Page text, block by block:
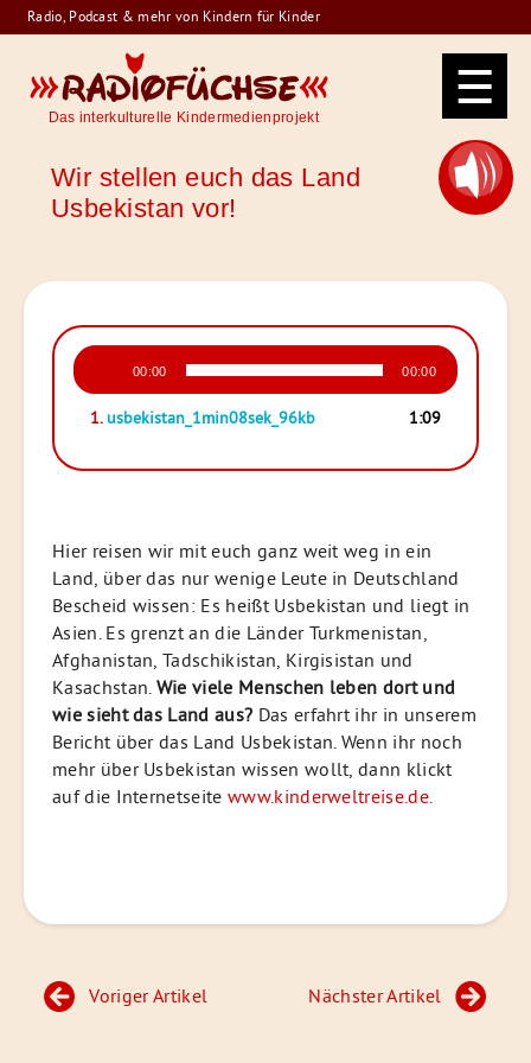
Skip
to
Radio, Podcast & mehr von Kindern für Kinder
Radiofüchse
Das interkulturelle Kindermedienprojekt
Wir stellen euch das Land
Usbekistan vor!
Audio-
Player
00:00 00:00
1. usbekistan_1min08sek_96kb 1:09
Hier reisen wir mit euch ganz weit weg in ein
Land, über das nur wenige Leute in Deutschland
Bescheid wissen: Es heißt Usbekistan und liegt in
Asien. Es grenzt an die Länder Turkmenistan,
Afghanistan, Tadschikistan, Kirgisistan und
Kasachstan. Wie viele Menschen leben dort und
wie sieht das Land aus? Das erfahrt ihr in unserem
Bericht über das Land Usbekistan. Wenn ihr noch
mehr über Usbekistan wissen wollt, dann klickt
auf die Internetseite www.kinderweltreise.de.
Beitragsnavigation
Voriger Artikel Nächster Artikel